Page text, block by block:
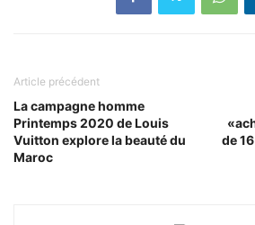
Article précédent
La campagne homme
Printemps 2020 de Louis
Vuitton explore la beauté du
Maroc
de